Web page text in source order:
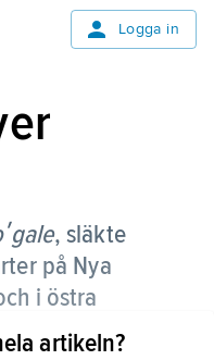
Logga in
, släkte
på Nya
i östra
artikeln?